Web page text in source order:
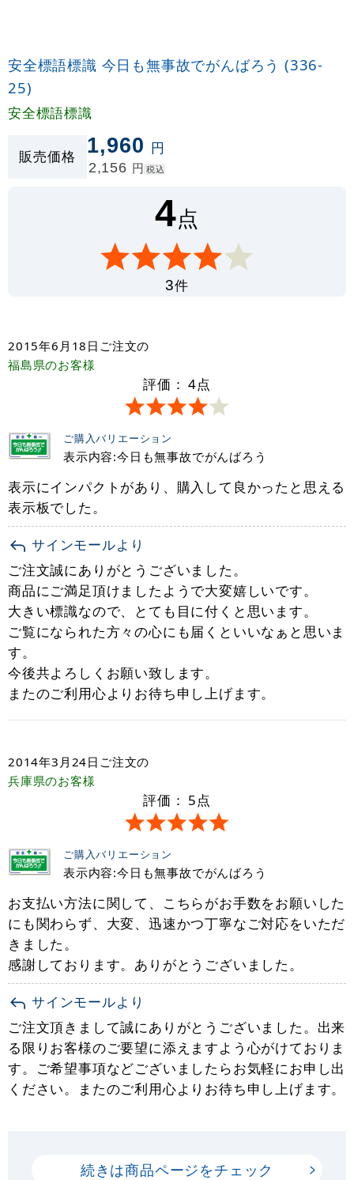
安全標語標識 今日も無事故でがんばろう (336-
25)
安全標語標識
販売価格 1,960 円
2,156 円 税込
4点
3件
2015年6月18日 ご注文の
福島県のお客様
評価： 4点
ご購入バリエーション
表示内容:今日も無事故でがんばろう
表示にインパクトがあり、購入して良かったと思える
表示板でした。
サインモールより
ご注文誠にありがとうございました。
商品にご満足頂けましたようで大変嬉しいです。
大きい標識なので、とても目に付くと思います。
ご覧になられた方々の心にも届くといいなぁと思いま
す。
今後共よろしくお願い致します。
またのご利用心よりお待ち申し上げます。
2014年3月24日 ご注文の
兵庫県のお客様
評価： 5点
ご購入バリエーション
表示内容:今日も無事故でがんばろう
お支払い方法に関して、こちらがお手数をお願いした
にも関わらず、大変、迅速かつ丁寧なご対応をいただ
きました。
感謝しております。ありがとうございました。
サインモールより
ご注文頂きまして誠にありがとうございました。出来
る限りお客様のご要望に添えますよう心がけておりま
す。ご希望事項などございましたらお気軽にお申し出
ください。またのご利用心よりお待ち申し上げます。
続きは商品ページをチェック